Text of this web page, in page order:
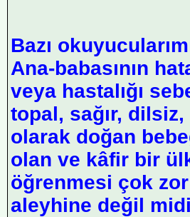
Bazı
Ana-babasının
veya hastalığı
topal, sağır,
olarak doğan
olan ve kâfir bir
öğrenmesi çok
aleyhine değil